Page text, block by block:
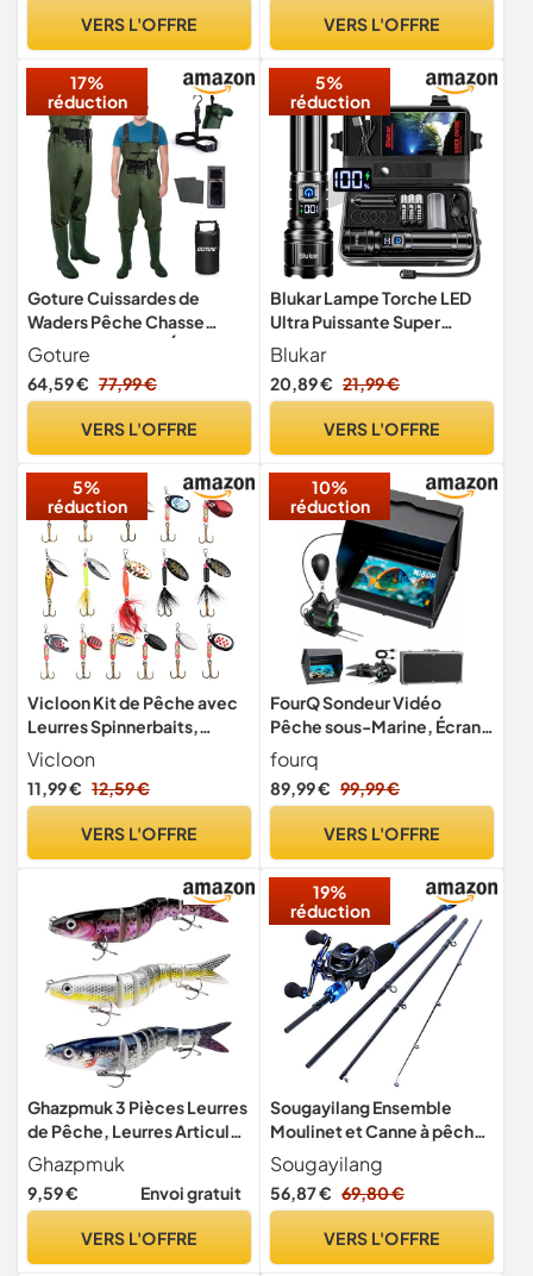
Homme pour la Saint-
VERS L'OFFRE
Lentement Kit de Pêche
VERS L'OFFRE
17%
réduction
Goture Cuissardes de
Waders Pêche Chasse
Homme Unisexe, Étanches,
Vert
Goture
64,59 € 77,99 €
VERS L'OFFRE
5%
réduction
Blukar Lampe Torche LED
Ultra Puissante Super
Lumineux Rechargeable
5000mAh
Blukar
20,89 € 21,99 €
VERS L'OFFRE
5%
réduction
Vicloon Kit de Pêche avec
Leurres Spinnerbaits,
Plastique Vers, Minnow,
Popper, Souples Jigs et
Crochets - Kit d'appâts
Vicloon
11,99 € 12,59 €
VERS L'OFFRE
10%
réduction
FourQ Sondeur Vidéo
Pêche sous-Marine, Écran
HD 5,0", Grand Angle 220°,
Caméra Vision Nocturne IR,
Câble Étanche 30m,
Glace, Lac, Bateau, Kayak
fourq
89,99 € 99,99 €
VERS L'OFFRE
Ghazpmuk 3 Pièces Leurres
de Pêche, Leurres Articulés
Pêche Aux, Leurres
Poissons Nageurs, Appât
Artificiel avec Hameçons
Carnassier, pour Carnassier
Ghazpmuk
9,59 € Envoi gratuit
VERS L'OFFRE
19%
réduction
Sougayilang Ensemble
Moulinet et Canne à pêche,
bâtons de pêche en Fibre
de Carbone de 24 tonnes
avec Moulinet d'appât,
Voyage en Eau Douce
Sougayilang
56,87 € 69,80 €
VERS L'OFFRE